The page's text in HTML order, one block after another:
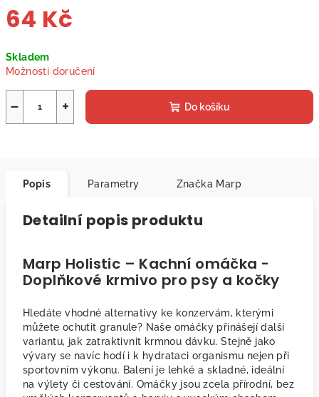
64 Kč
cena:
Skladem
Možnosti doručení
+
− Do košíku
Popis Parametry Značka Marp
Detailní popis produktu
Marp Holistic – Kachní omáčka -
Doplňkové krmivo pro psy a kočky
Hledáte vhodné alternativy ke konzervám, kterými
můžete ochutit granule? Naše omáčky přinášejí další
variantu, jak zatraktivnit krmnou dávku. Stejně jako
vývary se navíc hodí i k hydrataci organismu nejen při
sportovním výkonu. Balení je lehké a skladné, ideální
na výlety či cestování. Omáčky jsou zcela přírodní, bez